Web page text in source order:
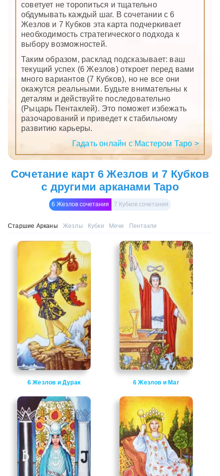
советует не торопиться и тщательно
обдумывать каждый шаг. В сочетании с 6
Жезлов и 7 Кубков эта карта подчеркивает
необходимость стратегического подхода к
выбору возможностей.
Таким образом, расклад подсказывает: ваш
текущий успех (6 Жезлов) откроет перед вами
много вариантов (7 Кубков), но не все они
окажутся реальными. Будьте внимательны к
деталям и действуйте последовательно
(Рыцарь Пентаклей). Это поможет избежать
разочарований и приведет к стабильному
развитию карьеры.
Гадать онлайн с Мастером Таро >
Сочетание карт 6 Жезлов и 7 Кубков
с другими арканами Таро
6 Жезлов сочетания 7 Кубков сочетания
Старшие Арканы Жезлы Кубки Мечи Пентакли
6 Жезлов и Дурак 6 Жезлов и Маг